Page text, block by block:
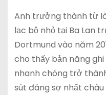
Anh trưởng thành từ
lạc bộ nhỏ tại Ba Lan
Dortmund vào năm
cho thấy bản năng
nhanh chóng trở
sút đáng sợ nhất châu